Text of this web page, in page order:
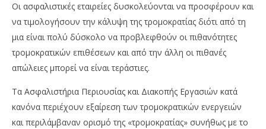
Οι ασφαλιστικές εταιρείες δυσκολεύονται να προσφέρουν και
να τιμολογήσουν την κάλυψη της τρομοκρατίας διότι από τη
μια είναι πολύ δύσκολο να προβλεφθούν οι πιθανότητες
τρομοκρατικών επιθέσεων και από την άλλη οι πιθανές
απώλειες μπορεί να είναι τεράστιες.
Τα Ασφαλιστήρια Περιουσίας και Διακοπής Εργασιών κατά
κανόνα περιέχουν εξαίρεση των τρομοκρατικών ενεργειών
και περιλάμβαναν ορισμό της «τρομοκρατίας» συνήθως με το